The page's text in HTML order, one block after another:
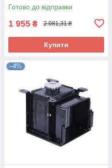
Готово до відправки
1 955 ₴ 2 081,31 ₴
Купити
–4%